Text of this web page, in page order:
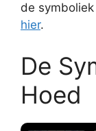
de
hier.
De
Hoed